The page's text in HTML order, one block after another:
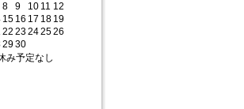
8 9 10 11 12
15 16 17 18 19
22 23242526
2930
み予定なし